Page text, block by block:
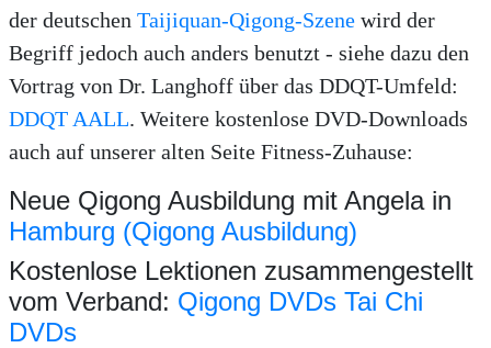
der deutschen Taijiquan-Qigong-Szene wird der
Begriff jedoch auch anders benutzt - siehe dazu den
Vortrag von Dr. Langhoff über das DDQT-Umfeld:
DDQT AALL. Weitere kostenlose DVD-Downloads
auch auf unserer alten Seite Fitness-Zuhause:
Neue Qigong Ausbildung mit Angela in
Hamburg (Qigong Ausbildung)
Kostenlose Lektionen zusammengestellt
vom Verband: Qigong DVDs Tai Chi
DVDs